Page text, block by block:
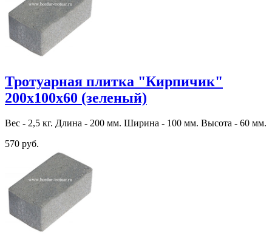
Тротуарная плитка "Кирпичик"
200х100х60 (зеленый)
Вес - 2,5 кг. Длина - 200 мм. Ширина - 100 мм. Высота - 60 мм.
570 руб.